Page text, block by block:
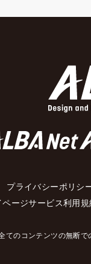
プライバシーポリシ
ページサービス利用規
てのコンテンツの無断